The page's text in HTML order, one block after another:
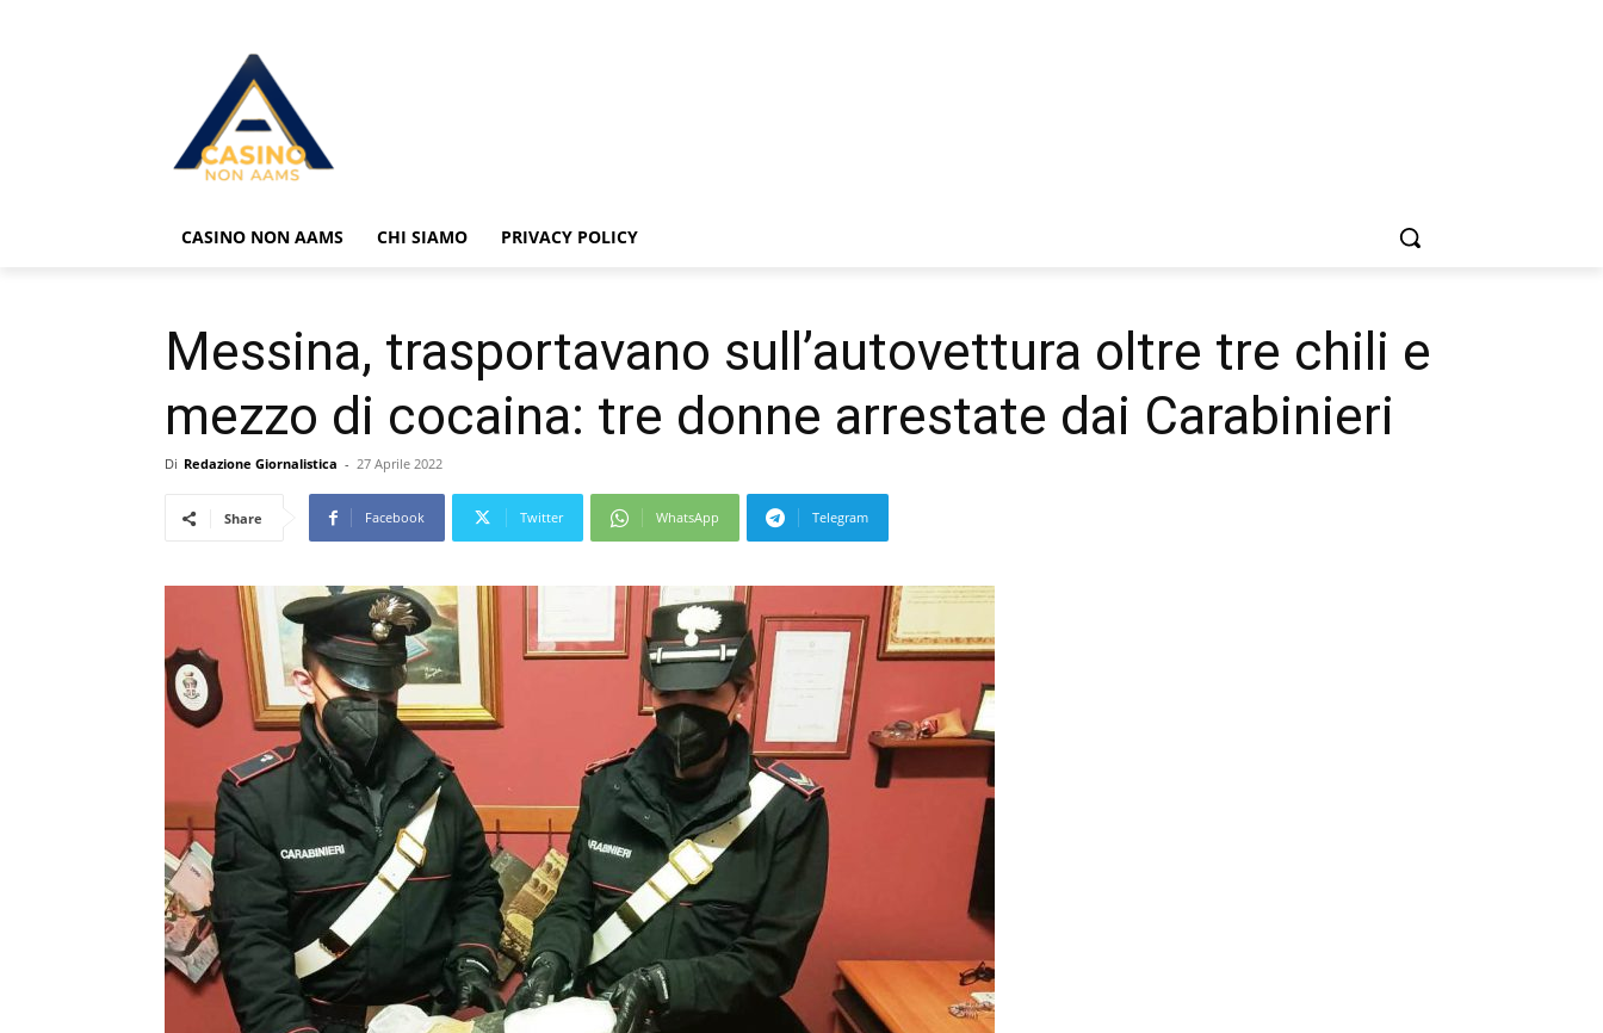
CASINO NON AAMS CHI SIAMO PRIVACY POLICY
Messina, trasportavano sull’autovettura oltre tre chili e
mezzo di cocaina: tre donne arrestate dai Carabinieri
Di Redazione Giornalistica - 27 Aprile 2022
Share Facebook Twitter WhatsApp Telegram